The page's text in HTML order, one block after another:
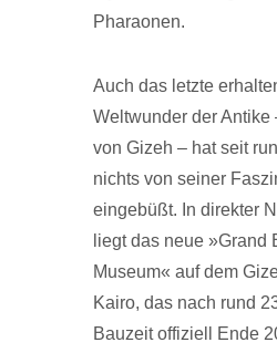
Pharaonen.
Auch das letzte
Weltwunder der Antike
von Gizeh – hat seit
nichts von seiner
eingebüßt. In direkter
liegt das neue »Grand
Museum« auf dem
Kairo, das nach rund
Bauzeit offiziell Ende